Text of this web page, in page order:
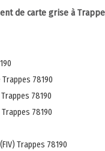
de carte grise à
78190
78190
78190
Trappes 78190